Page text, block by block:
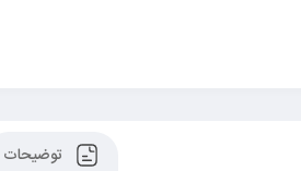
توضیحات